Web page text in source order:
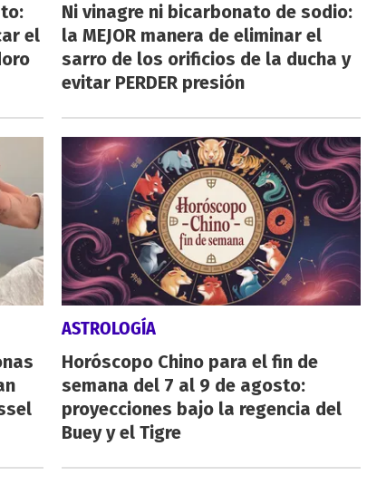
el
Ni vinagre ni bicarbonato de sodio:
la MEJOR manera de eliminar el
sarro de los orificios de la ducha y
evitar PERDER presión
ASTROLOGÍA
Horóscopo Chino para el fin de
semana del 7 al 9 de agosto:
proyecciones bajo la regencia del
Buey y el Tigre